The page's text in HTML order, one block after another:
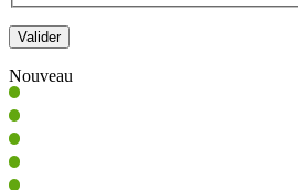
Nouveau